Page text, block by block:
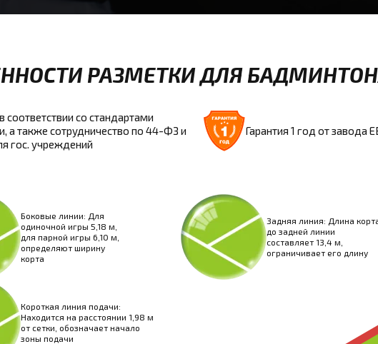
РАЗМЕТКИ ДЛЯ
соответствии со стандартами
а также сотрудничество по 44-ФЗ и
гос. учреждений
Гарантия 1 год от завода
Боковые линии: Для
одиночной игры 5,18 м,
для парной игры 6,10 м,
определяют ширину
корта
Задняя линия: Длина
до задней линии
составляет 13,4 м,
ограничивает его длину
Короткая линия подачи:
Находится на расстоянии 1,98 м
от сетки, обозначает начало
зоны подачи